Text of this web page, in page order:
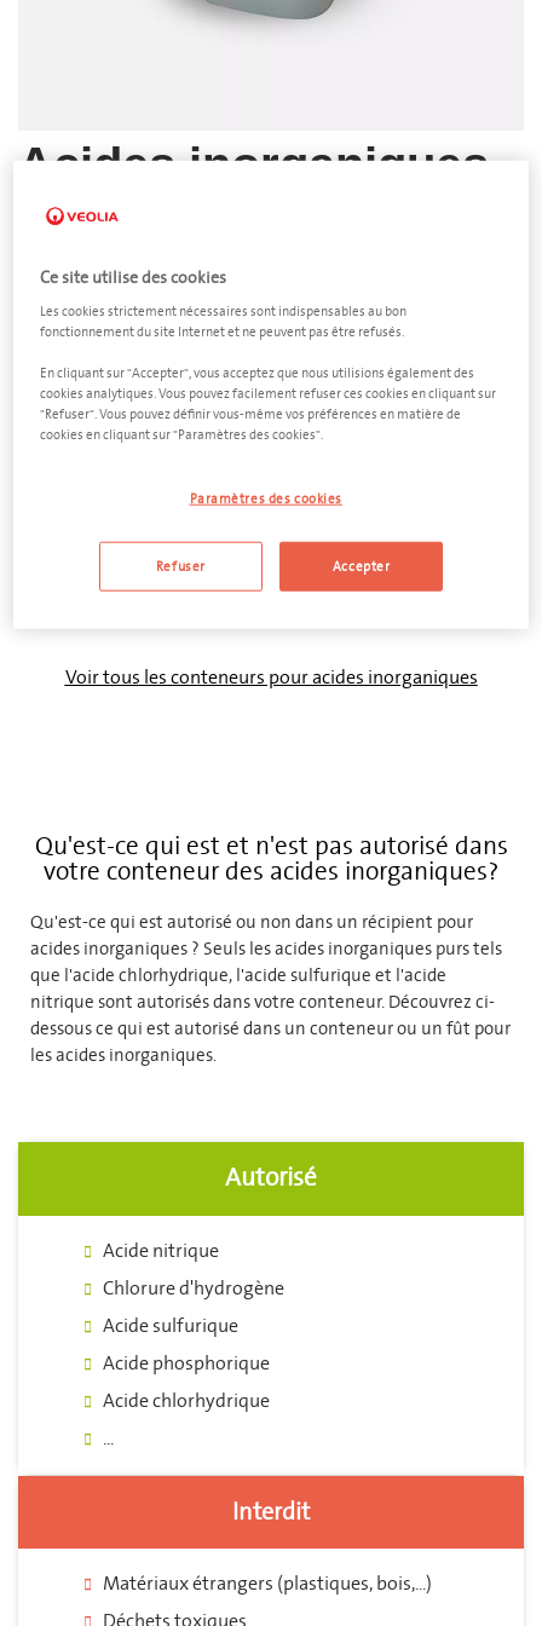
Acides inorganiques
Bidon 25 litres
290 x 250 x 500 mm (L x l x h)
Quantité
− +
Fréquence d'enlèvement
AJOUTER AU DEVIS
Voir tous les conteneurs pour acides inorganiques
Qu'est-ce qui est et n'est pas autorisé dans
votre conteneur des acides inorganiques?
Qu'est-ce qui est autorisé ou non dans un récipient pour
acides inorganiques ? Seuls les acides inorganiques purs tels
que l'acide chlorhydrique, l'acide sulfurique et l'acide
nitrique sont autorisés dans votre conteneur. Découvrez ci-
dessous ce qui est autorisé dans un conteneur ou un fût pour
les acides inorganiques.
Autorisé
Acide nitrique
Chlorure d'hydrogène
Acide sulfurique
Acide phosphorique
Acide chlorhydrique
...
Interdit
Matériaux étrangers (plastiques, bois,...)
Ce site utilise des cookies
Les cookies strictement nécessaires sont indispensables au bon
fonctionnement du site Internet et ne peuvent pas être refusés.
En cliquant sur "Accepter", vous acceptez que nous utilisions également des
cookies analytiques. Vous pouvez facilement refuser ces cookies en cliquant sur
"Refuser". Vous pouvez définir vous-même vos préférences en matière de
cookies en cliquant sur "Paramètres des cookies".
Paramètres des cookies
Refuser Accepter